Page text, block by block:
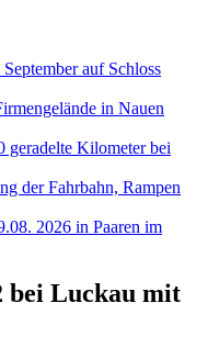
auf Schloss
in Nauen
geradelte Kilometer bei
der Fahrbahn, Rampen
2026 in Paaren im
bei Luckau mit